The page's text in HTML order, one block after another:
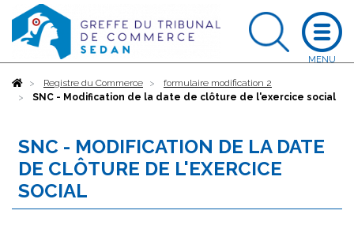
AccueilRegistre du Commerce
formulaire modification 2
SNC - Modification de la date de clôture de l'exercice social
SNC - MODIFICATION DE LA DATE
DE CLÔTURE DE L'EXERCICE
SOCIAL